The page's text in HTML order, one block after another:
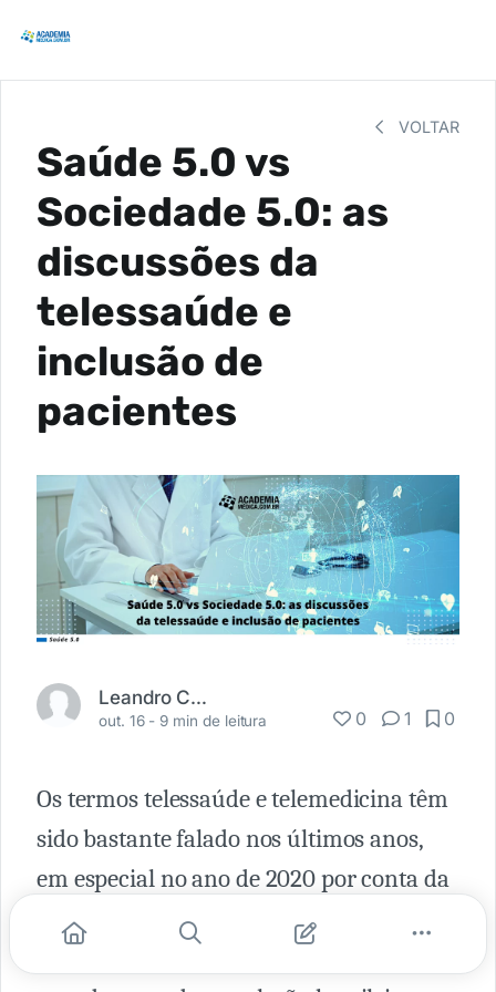
VOLTAR
Saúde 5.0 vs
Sociedade 5.0: as
discussões da
telessaúde e
inclusão de
pacientes
Leandro Costa
out. 16 - 9 min de leitura 0 1 0
Os termos telessaúde e telemedicina têm
sido bastante falado nos últimos anos,
em especial no ano de 2020 por conta da
crise mundial de saúde causada pela